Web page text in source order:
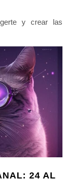
y crear las
24 AL